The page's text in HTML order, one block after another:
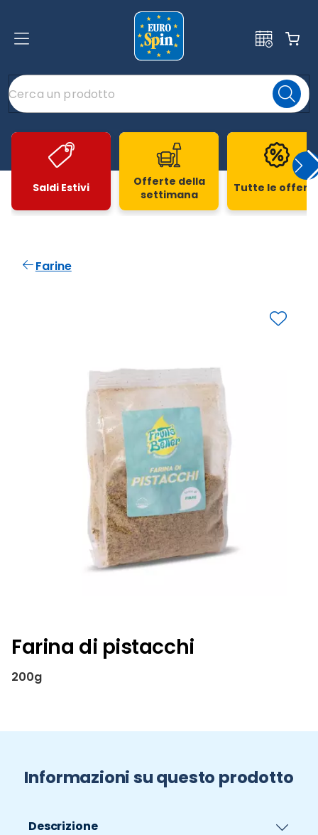
Saldi Estivi
Offerte della
settimana
Tutte le
Farine
Farina di pistacchi
200g
Informazioni su questo prodotto
Descrizione